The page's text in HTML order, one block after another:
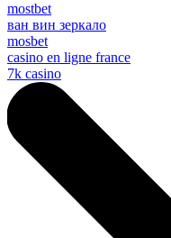
mostbet
ван вин зеркало
mosbet
casino en ligne france
7k casino